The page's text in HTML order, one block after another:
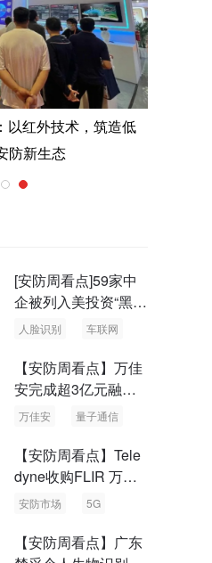
以红外技术，筑造低
防新生态
[安防周看点]59家中
企被列入美投资“黑名
单” 中国信通院启动
人脸识别 车联网
【安防周看点】万佳
安完成超3亿元融资
国内首批量子通信标
万佳安 量子通信
【安防周看点】Tele
dyne收购FLIR 万物
云新品牌“万御安防”
安防市场 5G
【安防周看点】广东